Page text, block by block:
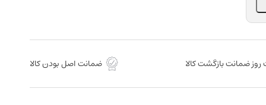
ضمانت بازگشت کالا ضمانت اصل بودن کالا